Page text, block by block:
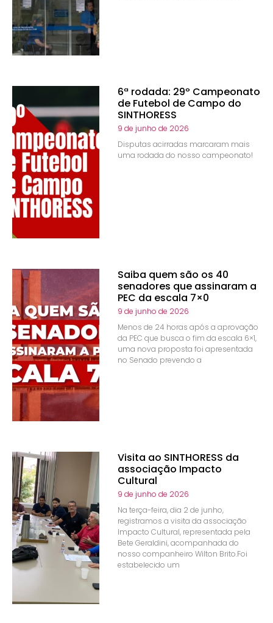
6ª rodada: 29º Campeonato
de Futebol de Campo do
SINTHORESS
9 de junho de 2026
Disputas acirradas marcaram mais
uma rodada do nosso campeonato!
Saiba quem são os 40
senadores que assinaram a
PEC da escala 7×0
9 de junho de 2026
Menos de 24 horas após a aprovação
da PEC que busca o fim da escala 6×1,
uma nova proposta foi apresentada
no Senado prevendo a
Visita ao SINTHORESS da
associação Impacto
Cultural
9 de junho de 2026
Na terça-feira, dia 2 de junho,
registramos a visita da associação
Impacto Cultural, representada pela
Bete Geraldini, acompanhada do
nosso companheiro Wilton Brito.Foi
estabelecido um